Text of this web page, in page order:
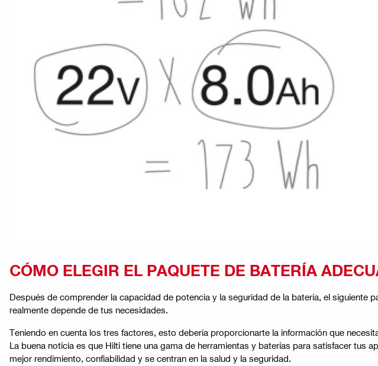
CÓMO ELEGIR EL PAQUETE DE BATERÍA
Después de comprender la capacidad de potencia y la seguridad de la batería, el
realmente depende de tus necesidades.
Teniendo en cuenta los tres factores, esto debería proporcionarte la información que
La buena noticia es que Hilti tiene una gama de herramientas y baterías para satisfacer
mejor rendimiento, confiabilidad y se centran en la salud y la seguridad.